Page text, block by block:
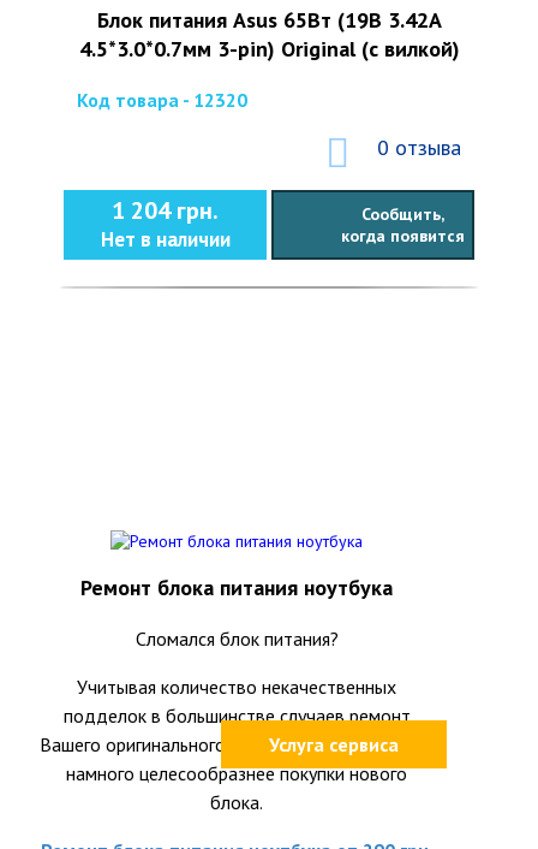
Блок питания Asus 65Вт (19В 3.42А
4.5*3.0*0.7мм 3-pin) Original (с вилкой)
Код товара - 12320
0 отзыва
1 204 грн.
Нет в наличии
Сообщить,
когда появится
Услуга сервиса
Ремонт блока питания ноутбука
Сломался блок питания?
Учитывая количество некачественных
подделок в большинстве случаев ремонт
Вашего оригинального блока питания окажется
намного целесообразнее покупки нового
блока.